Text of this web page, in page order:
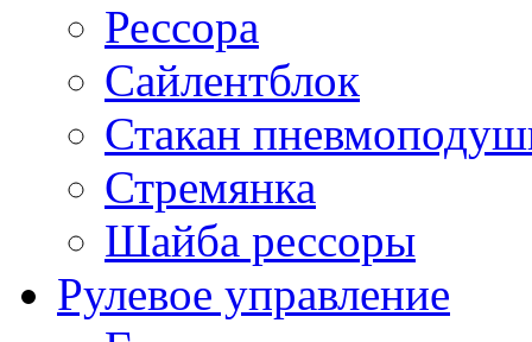
Рессора
Сайлентблок
Стакан
Стремянка
Шайба рессоры
Рулевое управление